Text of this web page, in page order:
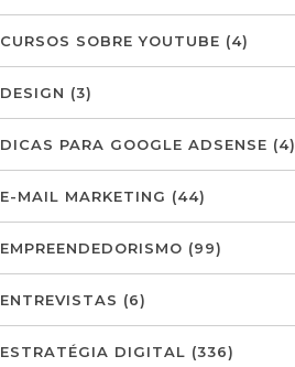
CURSOS SOBRE YOUTUBE (4)
DESIGN (3)
DICAS PARA GOOGLE ADSENSE (4)
E-MAIL MARKETING (44)
EMPREENDEDORISMO (99)
ENTREVISTAS (6)
ESTRATÉGIA DIGITAL (336)